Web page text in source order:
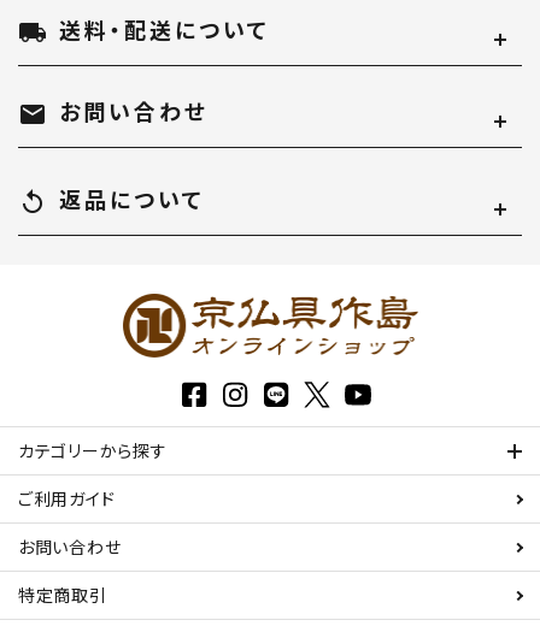
local_shipping 送料・配送について
mail お問い合わせ
replay 返品について
カテゴリーから探す
ご利用ガイド
お問い合わせ
特定商取引